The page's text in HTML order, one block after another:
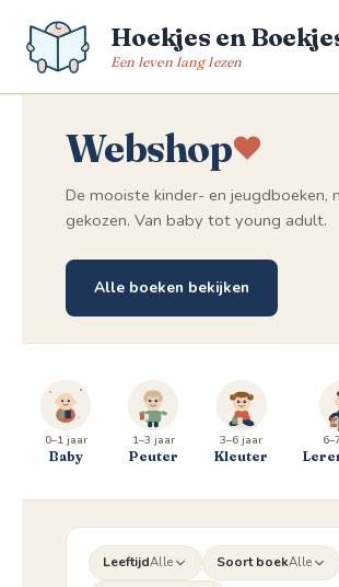
naar
Hoekjes en
Een leven lang lezen
Webshop
De mooiste kinder- en jeugdboeken,
gekozen. Van baby tot young adult.
Alle boeken bekijken
0–1 jaar
Baby
1–3 jaar
Peuter
3–6 jaar
Kleuter
LeeftijdAlle Soort boekAlle